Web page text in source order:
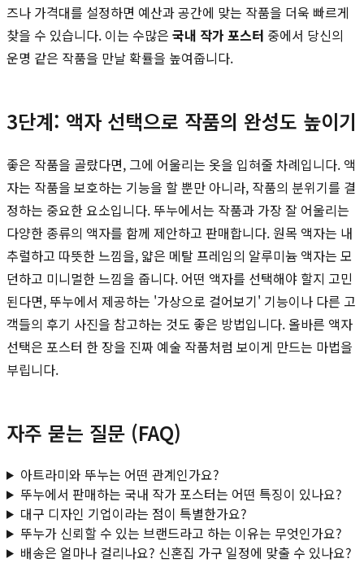
즈나 가격대를 설정하면 예산과 공간에 맞는 작품을 더욱 빠르게
찾을 수 있습니다. 이는 수많은 국내 작가 포스터 중에서 당신의
운명 같은 작품을 만날 확률을 높여줍니다.
3단계: 액자 선택으로 작품의 완성도 높이기
좋은 작품을 골랐다면, 그에 어울리는 옷을 입혀줄 차례입니다. 액
자는 작품을 보호하는 기능을 할 뿐만 아니라, 작품의 분위기를 결
정하는 중요한 요소입니다. 뚜누에서는 작품과 가장 잘 어울리는
다양한 종류의 액자를 함께 제안하고 판매합니다. 원목 액자는 내
추럴하고 따뜻한 느낌을, 얇은 메탈 프레임의 알루미늄 액자는 모
던하고 미니멀한 느낌을 줍니다. 어떤 액자를 선택해야 할지 고민
된다면, 뚜누에서 제공하는 '가상으로 걸어보기' 기능이나 다른 고
객들의 후기 사진을 참고하는 것도 좋은 방법입니다. 올바른 액자
선택은 포스터 한 장을 진짜 예술 작품처럼 보이게 만드는 마법을
부립니다.
자주 묻는 질문 (FAQ)
아트라미와 뚜누는 어떤 관계인가요?
뚜누에서 판매하는 국내 작가 포스터는 어떤 특징이 있나요?
대구 디자인 기업이라는 점이 특별한가요?
뚜누가 신뢰할 수 있는 브랜드라고 하는 이유는 무엇인가요?
배송은 얼마나 걸리나요? 신혼집 가구 일정에 맞출 수 있나요?